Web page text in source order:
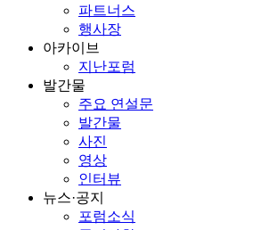
파트너스
행사장
아카이브
지난포럼
발간물
주요 연설문
발간물
사진
영상
인터뷰
뉴스·공지
포럼소식